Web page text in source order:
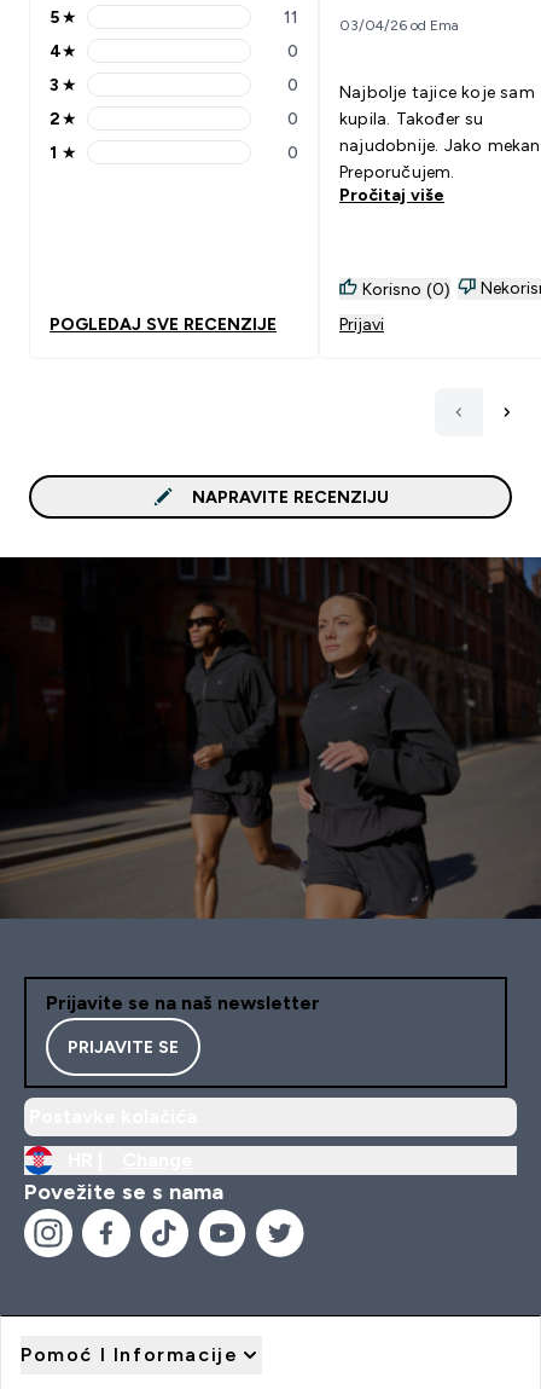
5 stars rating 11 reviews
5★ 11
4 stars rating 0 reviews
4★ 0
3 stars rating 0 reviews
3 ★ 0
2 stars rating 0 reviews
2★ 0
1 stars rating 0 reviews
1 ★ 0
POGLEDAJ SVE RECENZIJE
03/04/26 od Ema
Najbolje tajice koje sam
kupila. Također su
najudobnije. Jako
Preporučujem.
Pročitaj više
Korisno (0)
Prijavi
NAPRAVITE RECENZIJU
Prijavite se na naš newsletter
PRIJAVITE SE
Povežite se s nama
Pomoć I Informacije